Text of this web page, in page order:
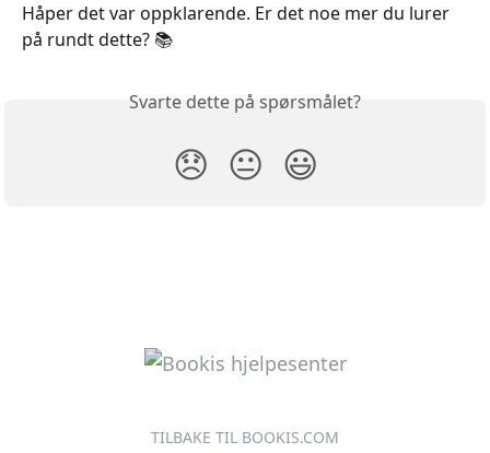
Håper det var oppklarende. Er det noe mer du lurer
på rundt dette? 📚
Svarte dette på spørsmålet?
😞 😐 😃
TILBAKE TIL BOOKIS.COM